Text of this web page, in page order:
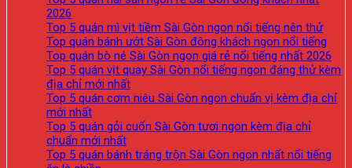
2026
Top 5 quán mì vịt tiềm Sài Gòn ngon nổi tiếng nên thử
Top quán bánh ướt Sài Gòn đông khách ngon nổi tiếng
Top quán bò né Sài Gòn ngon giá rẻ nổi tiếng nhất 2026
Top 5 quán vịt quay Sài Gòn nổi tiếng ngon đáng thử kèm
địa chỉ mới nhất
Top 5 quán cơm niêu Sài Gòn ngon chuẩn vị kèm địa chỉ
mới nhất
Top 5 quán gỏi cuốn Sài Gòn tươi ngon kèm địa chỉ
chuẩn mới nhất
Top 5 quán bánh tráng trộn Sài Gòn ngon nhất nổi tiếng